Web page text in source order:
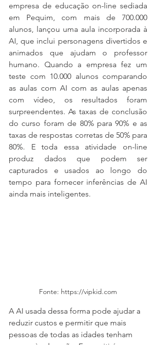
empresa de educação on-line sediada
em Pequim, com mais de 700.000
alunos, lançou uma aula incorporada à
AI, que inclui personagens divertidos e
animados que ajudam o professor
humano. Quando a empresa fez um
teste com 10.000 alunos comparando
as aulas com AI com as aulas apenas
com vídeo, os resultados foram
surpreendentes. As taxas de conclusão
do curso foram de 80% para 90% e as
taxas de respostas corretas de 50% para
80%. E toda essa atividade on-line
produz dados que podem ser
capturados e usados ​​ao longo do
tempo para fornecer inferências de AI
ainda mais inteligentes.
Fonte: https://vipkid.com
A AI usada dessa forma pode ajudar a
reduzir custos e permitir que mais
pessoas de todas as idades tenham